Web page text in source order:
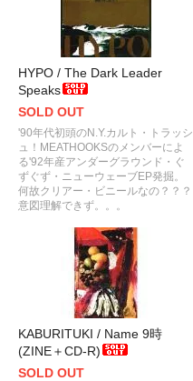
HYPO / The Dark Leader
Speaks
SOLD OUT
'90年代初頭のN.Y.カルト・トラッシ
ュ！MEATHOOKSのメンバーによ
る'92年産アンダーグラウンド・ぐ
ずぐず・ニューウェーブEP発掘。
何故クリアー・ビニールなの？？？
意図理解できず。。。
KABURITUKI / Name 9時
(ZINE＋CD-R)
SOLD OUT